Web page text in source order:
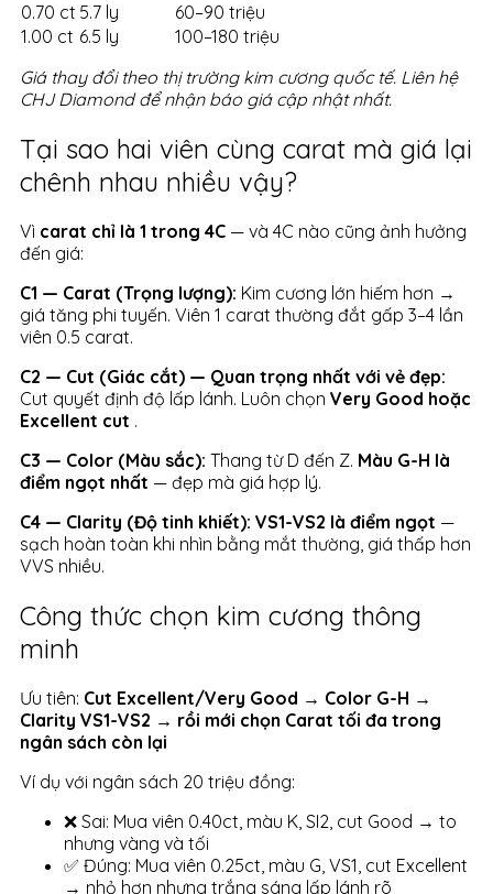
0.70 ct 5.7 ly
60–90 triệu
1.00 ct 6.5 ly
100–180 triệu
Giá thay đổi theo thị trường kim cương quốc tế. Liên hệ
CHJ Diamond để nhận báo giá cập nhật nhất.
Tại sao hai viên cùng carat mà giá lại
chênh nhau nhiều vậy?
Vì carat chỉ là 1 trong 4C — và 4C nào cũng ảnh hưởng
đến giá:
C1 — Carat (Trọng lượng): Kim cương lớn hiếm hơn →
giá tăng phi tuyến. Viên 1 carat thường đắt gấp 3–4 lần
viên 0.5 carat.
C2 — Cut (Giác cắt) — Quan trọng nhất với vẻ đẹp:
Cut quyết định độ lấp lánh. Luôn chọn Very Good hoặc
Excellent cut .
C3 — Color (Màu sắc): Thang từ D đến Z. Màu G-H là
điểm ngọt nhất — đẹp mà giá hợp lý.
C4 — Clarity (Độ tinh khiết): VS1-VS2 là điểm ngọt —
sạch hoàn toàn khi nhìn bằng mắt thường, giá thấp hơn
VVS nhiều.
Công thức chọn kim cương thông
minh
Ưu tiên: Cut Excellent/Very Good → Color G-H →
Clarity VS1-VS2 → rồi mới chọn Carat tối đa trong
ngân sách còn lại
Ví dụ với ngân sách 20 triệu đồng:
❌ Sai: Mua viên 0.40ct, màu K, SI2, cut Good → to
nhưng vàng và tối
✅ Đúng: Mua viên 0.25ct, màu G, VS1, cut Excellent
→ nhỏ hơn nhưng trắng sáng lấp lánh rõ